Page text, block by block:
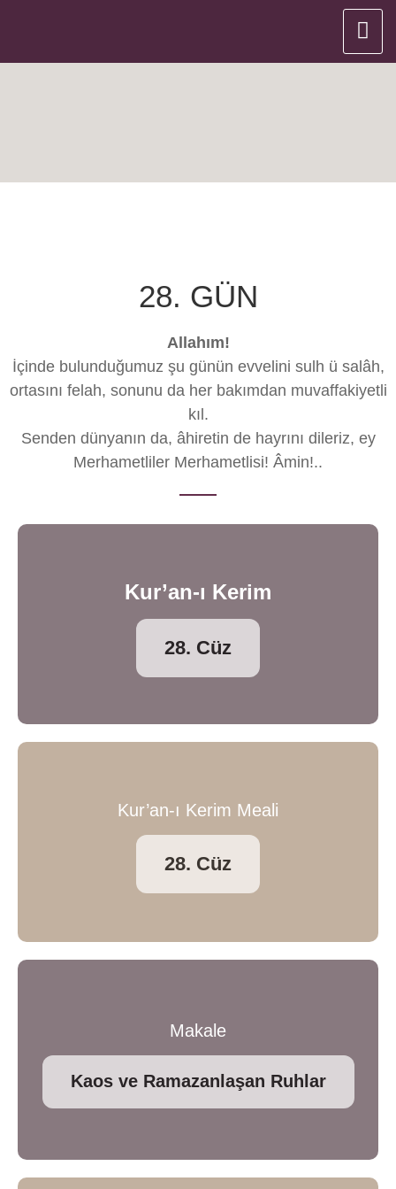
28. GÜN
Allahım!
İçinde bulunduğumuz şu günün evvelini sulh ü salâh,
ortasını felah, sonunu da her bakımdan muvaffakiyetli
kıl.
Senden dünyanın da, âhiretin de hayrını dileriz, ey
Merhametliler Merhametlisi! Âmin!..
Kur’an-ı Kerim
28. Cüz
Kur’an-ı Kerim Meali
28. Cüz
Makale
Kaos ve Ramazanlaşan Ruhlar